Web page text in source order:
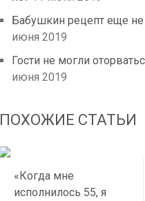
Бабушкин рецепт еще не
июня 2019
Гости не могли
июня 2019
ПОХОЖИЕ СТАТЬИ
«Когда мне
исполнилось 55, я